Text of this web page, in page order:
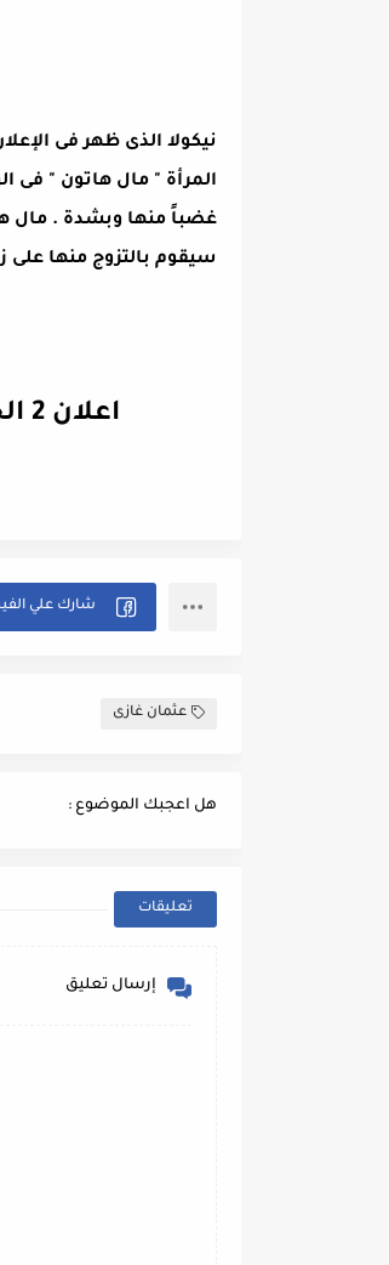
المرأة " مال هاتون " فى
غضباً منها وبشدة . مال
سيقوم بالتزوج منها على
اعلان 2 الحلقة 46 مسلسل المؤسس عثمان الموسم 2
عثمان غازى
هل اعجبك الموضوع :
تعليقات
إرسال تعليق